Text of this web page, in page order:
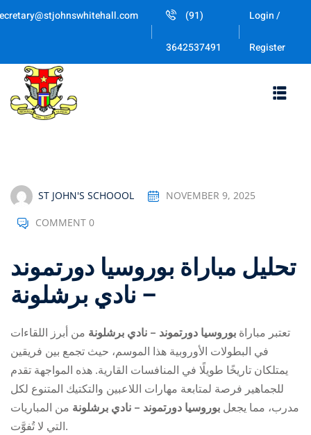
Skip
(91)
3642537491
Login /
Register
ST JOHN'S SCHOOOL NOVEMBER 9, 2025
COMMENT 0
تحليل مباراة بوروسيا دورتموند
– نادي برشلونة
تعتبر مباراة بوروسيا دورتموند – نادي برشلونة من أبرز اللقاءات
في البطولات الأوروبية هذا الموسم، حيث تجمع بين فريقين
يمتلكان تاريخًا طويلًا في المنافسات القارية. هذه المواجهة تقدم
للجماهير فرصة لمتابعة مهارات اللاعبين والتكتيك المتنوع لكل
مدرب، مما يجعل بوروسيا دورتموند – نادي برشلونة من المباريات
التي لا تُفوَّت.